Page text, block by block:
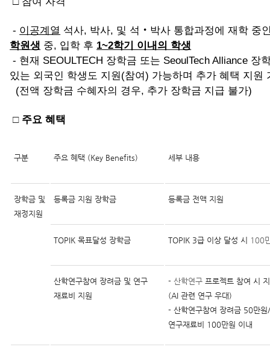
- 이공계열 석사, 박사, 및 석‧박사 통합과정에 재학 중
학원생 중, 입학 후 1~2학기 이내의 학생
- 현재 SEOULTECH 장학금 또는 SeoulTech Alliance 장
있는 외국인 학생도 지원(참여) 가능하며 추가 혜택 지원
(전액 장학금 수혜자의 경우, 추가 장학금 지급 불가)
□ 주요 혜택
구분 주요 혜택 (Key Benefits) 세부 내용
장학금 및
재정지원
등록금 지원 장학금 등록금 전액 지원
TOPIK 목표달성 장학금 TOPIK 3급 이상 달성 시 100
산학연구참여 장려금 및 연구
재료비 지원
-산학연구 프로젝트 참여 시
(AI 관련 연구 우대)
- 산학연구참여 장려금 50만
연구재료비 100만원 이내